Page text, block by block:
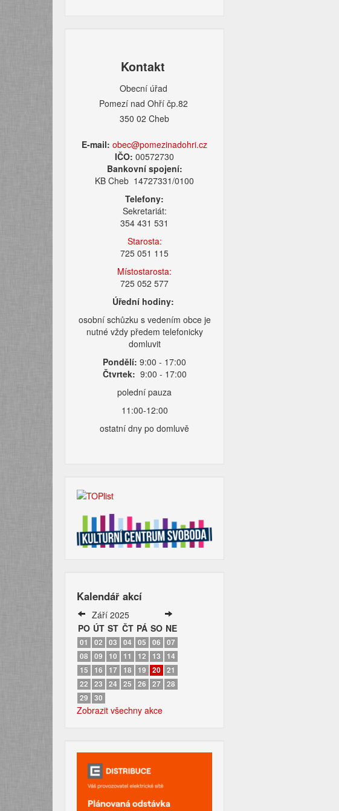
Kontakt
Obecní úřad
Pomezí nad Ohří čp.82
350 02 Cheb
E-mail: obec@pomezinadohri.cz
IČO:00572730
Bankovní spojení:
KB Cheb 14727331/0100
Telefony:
Sekretariát:
354 431 531
Starosta:
725 051 115
Místostarosta:
725 052 577
Úřední hodiny:
osobní schůzku s vedením obce je
nutné vždy předem telefonicky
domluvit
Pondělí: 9:00 - 17:00
Čtvrtek: 9:00 - 17:00
polední pauza
11:00-12:00
ostatní dny po domluvě
Kalendář akcí
Září 2025
PO ÚT ST ČT PÁ SO NE
01 02 03 04 05 06
07
08
09 10 11 12 13
14
15
16 17 18 19 20
21
22
23 24 25 26 27 28
29
30
Zobrazit všechny akce